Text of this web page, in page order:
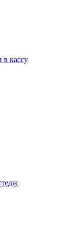
в кассу